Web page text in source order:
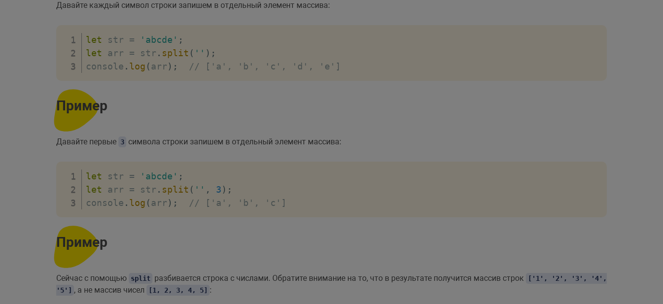
Давайте каждый символ строки запишем в отдельный элемент массива:
let str = 'abcde' ;
let arr = str . split ( '' ) ;
console . log (arr) ; // ['a', 'b', 'c', 'd', 'e']
Пример
Давайте первые 3 символа строки запишем в отдельный элемент массива:
let str = 'abcde' ;
let arr = str . split ( '' , 3) ;
console . log (arr) ; // ['a', 'b', 'c']
Пример
Сейчас с помощью split разбивается строка с числами. Обратите внимание на то, что в результате получится массив строк
['1', '2', '3', '4',
'5'] , а не массив чисел [1, 2, 3, 4, 5] :